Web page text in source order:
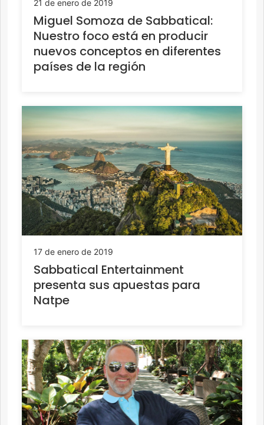
21 de enero de 2019
Miguel Somoza de Sabbatical:
Nuestro foco está en producir
nuevos conceptos en diferentes
países de la región
17 de enero de 2019
Sabbatical Entertainment
presenta sus apuestas para
Natpe